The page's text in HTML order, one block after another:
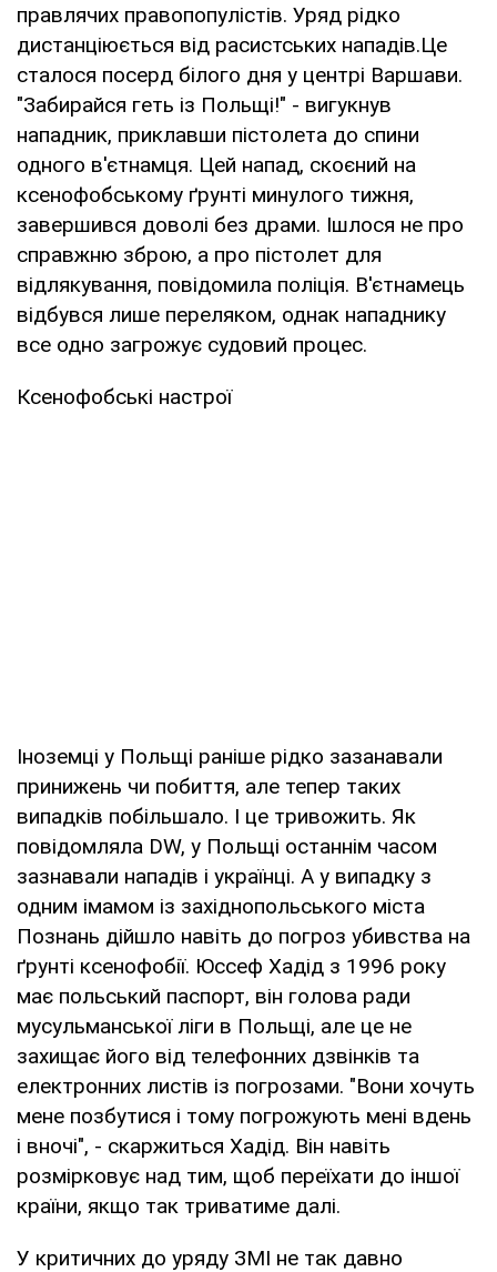
правлячих правопопулістів. Уряд рідко
дистанціюється від расистських нападів.Це
сталося посерд білого дня у центрі Варшави.
"Забирайся геть із Польщі!" - вигукнув
нападник, приклавши пістолета до спини
одного в'єтнамця. Цей напад, скоєний на
ксенофобському ґрунті минулого тижня,
завершився доволі без драми. Ішлося не про
справжню зброю, а про пістолет для
відлякування, повідомила поліція. В'єтнамець
відбувся лише переляком, однак нападнику
все одно загрожує судовий процес.
Ксенофобські настрої
Іноземці у Польщі раніше рідко зазанавали
принижень чи побиття, але тепер таких
випадків побільшало. І це тривожить. Як
повідомляла DW, у Польщі останнім часом
зазнавали нападів і українці. А у випадку з
одним імамом із західнопольського міста
Познань дійшло навіть до погроз убивства на
ґрунті ксенофобії. Юссеф Хадід з 1996 року
має польський паспорт, він голова ради
мусульманської ліги в Польщі, але це не
захищає його від телефонних дзвінків та
електронних листів із погрозами. "Вони хочуть
мене позбутися і тому погрожують мені вдень
і вночі", - скаржиться Хадід. Він навіть
розмірковує над тим, щоб переїхати до іншої
країни, якщо так триватиме далі.
У критичних до уряду ЗМІ не так давно